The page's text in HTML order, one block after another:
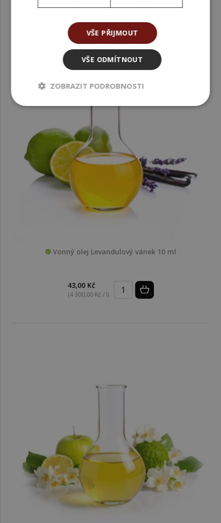
Vonný olej Levandulový vánek 10 ml
43,00 Kč
(4 300,00 Kč / l)
VŠE PŘIJMOUT
VŠE ODMÍTNOUT
ZOBRAZIT PODROBNOSTI